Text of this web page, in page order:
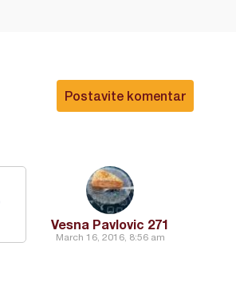
Postavite komentar
Vesna Pavlovic 271
March 16, 2016, 8:56 am